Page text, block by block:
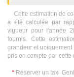
Cette estimation de
a été calculée par
vigueur pour l'année
fournis. Cette
grandeur et
pris en compte par cette
* Réserver un taxi